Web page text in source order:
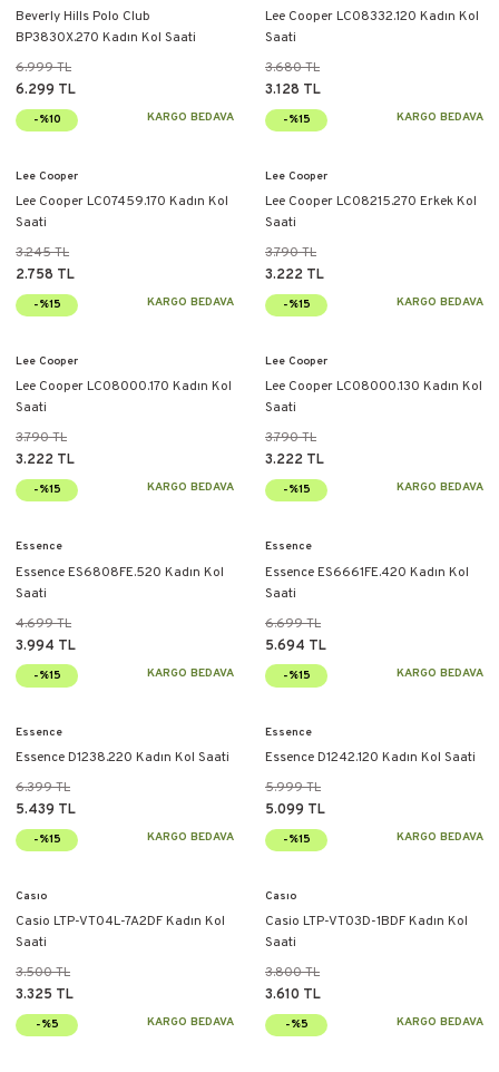
Beverly Hills Polo Club
BP3830X.270 Kadın Kol Saati
6.999 TL
6.299 TL
-%10 KARGO BEDAVA
Lee Cooper LC08332.120 Kadın Kol
Saati
3.680 TL
3.128 TL
-%15 KARGO BEDAVA
Lee Cooper
Lee Cooper LC07459.170 Kadın Kol
Saati
3.245 TL
2.758 TL
-%15 KARGO BEDAVA
Lee Cooper
Lee Cooper LC08215.270 Erkek Kol
Saati
3.790 TL
3.222 TL
-%15 KARGO BEDAVA
Lee Cooper
Lee Cooper LC08000.170 Kadın Kol
Saati
3.790 TL
3.222 TL
-%15 KARGO BEDAVA
Lee Cooper
Lee Cooper LC08000.130 Kadın Kol
Saati
3.790 TL
3.222 TL
-%15 KARGO BEDAVA
Essence
Essence ES6808FE.520 Kadın Kol
Saati
4.699 TL
3.994 TL
-%15 KARGO BEDAVA
Essence
Essence ES6661FE.420 Kadın Kol
Saati
6.699 TL
5.694 TL
-%15 KARGO BEDAVA
Essence
Essence D1238.220 Kadın Kol Saati
6.399 TL
5.439 TL
-%15 KARGO BEDAVA
Essence
Essence D1242.120 Kadın Kol Saati
5.999 TL
5.099 TL
-%15 KARGO BEDAVA
Casıo
Casio LTP-VT04L-7A2DF Kadın Kol
Saati
3.500 TL
3.325 TL
-%5 KARGO BEDAVA
Casıo
Casio LTP-VT03D-1BDF Kadın Kol
Saati
3.800 TL
3.610 TL
-%5 KARGO BEDAVA